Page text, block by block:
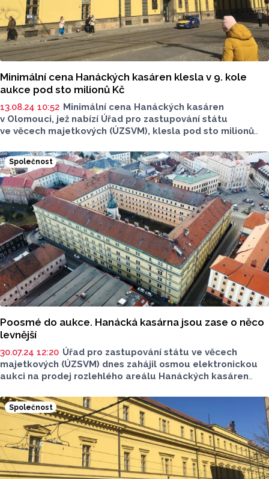
Minimální cena Hanáckých kasáren klesla v 9. kole
aukce pod sto milionů Kč
13.08.24 10:52 Minimální cena Hanáckých kasáren
v Olomouci, jež nabízí Úřad pro zastupování státu
ve věcech majetkových (ÚZSVM), klesla pod sto milionů
a 4. září, minimální cena klesla na 89 ze 111 milionů korun,
uvádí na stránkách ÚZSVM. Kupce pro nemovitost
v historickém jádru Olomouce, která potřebuje velkou
rekonstrukci, stát dosud v elektronických aukcích
nenašel. Na konci roku 2021 je nabízel za 262 milionů
korun.
Společnost
Poosmé do aukce. Hanácká kasárna jsou zase o něco
levnější
30.07.24 12:20 Úřad pro zastupování státu ve věcech
majetkových (ÚZSVM) dnes zahájil osmou elektronickou
aukci na prodej rozlehlého areálu Hanáckých kasáren
ve středu, klesla minimální kupní cena na 111 milionů
korun ze 149 milionů v předchozím kole aukce. Nejméně
jeden zájemce složil kauci a osmá dražba mohla začít.
Informace pochází z webu ÚZSVM. V předchozích sedmi
aukcích se státu nepodařilo pro kasárny najít kupce,
nikdo totiž neučinil příhoz aspoň ve výši minimální ceny.
Stát proto cenu nemovitosti postupně snižuje.
Společnost